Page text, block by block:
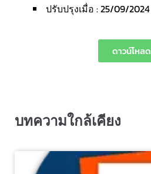
ปรับปรุงเมื่อ : 25/09/2024
ดาวน์โหลด
บทความใกล้เคียง